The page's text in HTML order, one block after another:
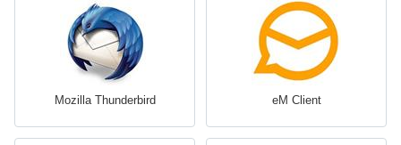
Mozilla Thunderbird eM Client